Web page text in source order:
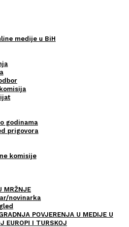
medije u BiH
godinama
prigovora
komisije
MRŽNJE
novinarka
POVJERENJA U MEDIJE U
EUROPI I TURSKOJ